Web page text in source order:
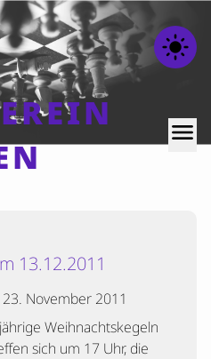
light_mode
menu
13.12.2011
23. November 2011
Weihnachtskegeln
sich um 17 Uhr, die